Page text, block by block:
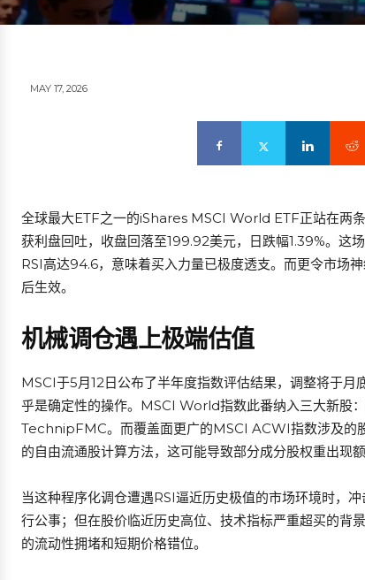
MAY 17, 2026
全球最大ETF之一的iShares MSCI World ETF正站在两
获利盘回吐，收盘回落至199.92美元，日跌幅1.39%。
RSI高达94.6，意味着买入力量已极度透支。而更令市场
后生效。
机械调仓遇上极端估值
MSCI于5月12日公布了半年度指数评估结果，调整将于
乎是确定性的操作。MSCI World指数此番纳入三大新股
TechnipFMC。而覆盖面更广的MSCI ACWI指数涉及的
的自由流通股计算方法，这可能导致部分成分股权重出现额
当这种程序化调仓遭遇RSI逼近历史极值的市场环境时，
行公事；但在股价临近历史高位、技术指标严重超买的背
的流动性拥堵和短期价格错位。